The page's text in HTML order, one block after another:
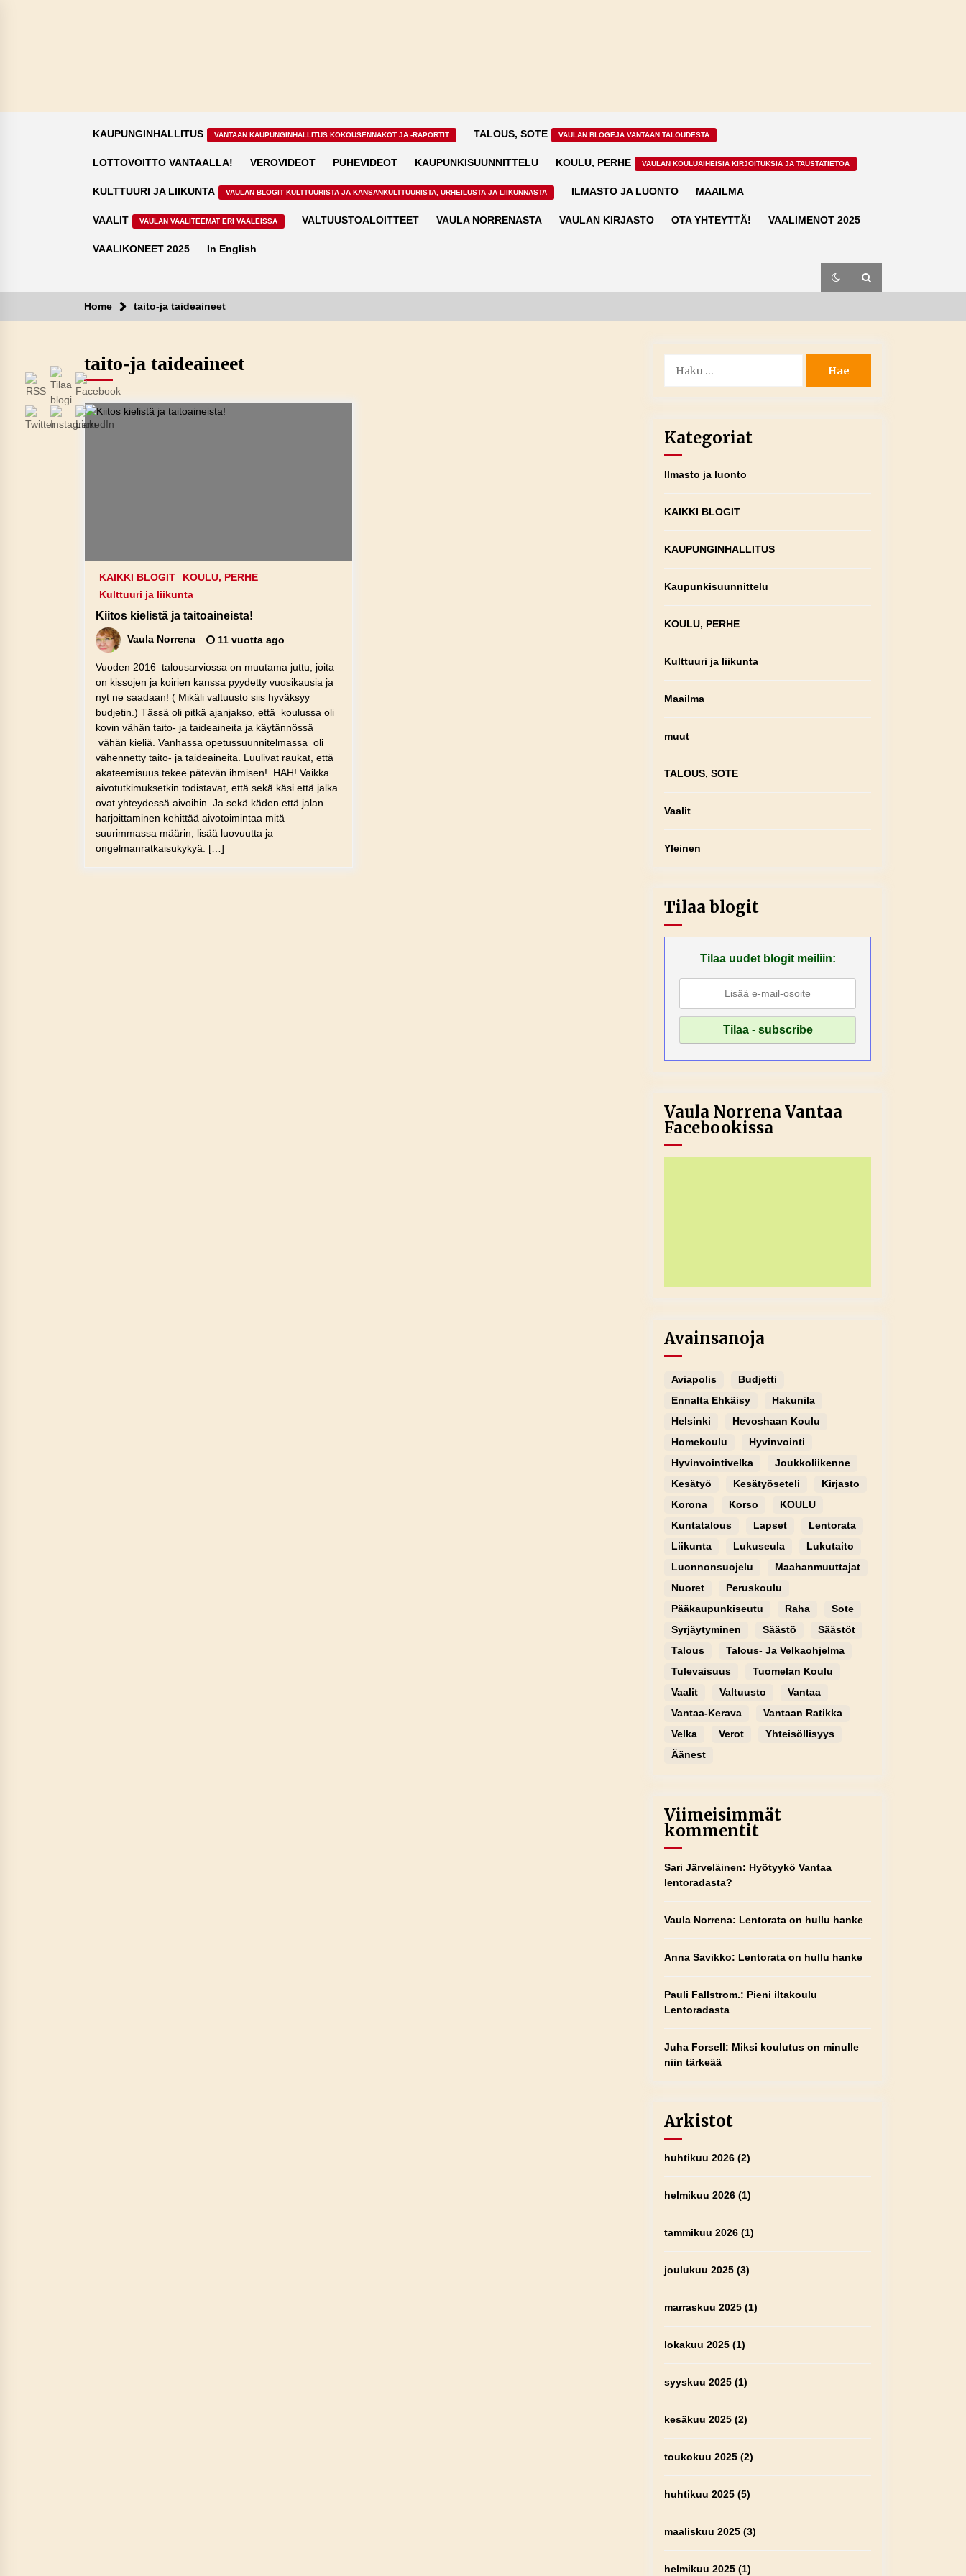
KAUPUNGINHALLITUS VANTAAN KAUPUNGINHALLITUS KOKOUSENNAKOT JA -RAPORTIT TALOUS, SOTE VAULAN BLOGEJA VANTAAN TALOUDESTA
LOTTOVOITTO VANTAALLA! VEROVIDEOT PUHEVIDEOT KAUPUNKISUUNNITTELU KOULU, PERHE VAULAN KOULUAIHEISIA KIRJOITUKSIA JA TAUSTATIETOA
KULTTUURI JA LIIKUNTA VAULAN BLOGIT KULTTUURISTA JA KANSANKULTTUURISTA, URHEILUSTA JA LIIKUNNASTA ILMASTO JA LUONTO MAAILMA
VAALIT VAULAN VAALITEEMAT ERI VAALEISSA VALTUUSTOALOITTEET VAULA NORRENASTA VAULAN KIRJASTO OTA YHTEYTTÄ! VAALIMENOT 2025
VAALIKONEET 2025 In English
Home taito-ja taideaineet
taito-ja taideaineet
KAIKKI BLOGIT
KOULU, PERHE
Kulttuuri ja liikunta
Kiitos kielistä ja taitoaineista!
Vaula Norrena 11 vuotta ago
Vuoden 2016 talousarviossa on muutama juttu, joita
on kissojen ja koirien kanssa pyydetty vuosikausia ja
nyt ne saadaan! ( Mikäli valtuusto siis hyväksyy
budjetin.) Tässä oli pitkä ajanjakso, että koulussa oli
kovin vähän taito- ja taideaineita ja käytännössä
vähän kieliä. Vanhassa opetussuunnitelmassa oli
vähennetty taito- ja taideaineita. Luulivat raukat, että
akateemisuus tekee pätevän ihmisen! HAH! Vaikka
aivotutkimuksetkin todistavat, että sekä käsi että jalka
ovat yhteydessä aivoihin. Ja sekä käden että jalan
harjoittaminen kehittää aivotoimintaa mitä
suurimmassa määrin, lisää luovuutta ja
ongelmanratkaisukykyä. […]
Kategoriat
Ilmasto ja luonto
KAIKKI BLOGIT
KAUPUNGINHALLITUS
Kaupunkisuunnittelu
KOULU, PERHE
Kulttuuri ja liikunta
Maailma
muut
TALOUS, SOTE
Vaalit
Yleinen
Tilaa blogit
Tilaa uudet blogit meiliin:
Vaula Norrena Vantaa
Facebookissa
Avainsanoja
Aviapolis
Budjetti
Ennalta Ehkäisy
Hakunila
Helsinki
Hevoshaan Koulu
Homekoulu
Hyvinvointi
Hyvinvointivelka
Joukkoliikenne
Kesätyö
Kesätyöseteli
Kirjasto
Korona
Korso
KOULU
Kuntatalous
Lapset
Lentorata
Liikunta
Lukuseula
Lukutaito
Luonnonsuojelu
Maahanmuuttajat
Nuoret
Peruskoulu
Pääkaupunkiseutu
Raha
Sote
Syrjäytyminen
Säästö
Säästöt
Talous
Talous- Ja Velkaohjelma
Tulevaisuus
Tuomelan Koulu
Vaalit
Valtuusto
Vantaa
Vantaa-Kerava
Vantaan Ratikka
Velka
Verot
Yhteisöllisyys
Äänest
Viimeisimmät
kommentit
Sari Järveläinen: Hyötyykö Vantaa
lentoradasta?
Vaula Norrena: Lentorata on hullu hanke
Anna Savikko: Lentorata on hullu hanke
Pauli Fallstrom.: Pieni iltakoulu
Lentoradasta
Juha Forsell: Miksi koulutus on minulle
niin tärkeää
Arkistot
huhtikuu 2026 (2)
helmikuu 2026 (1)
tammikuu 2026 (1)
joulukuu 2025 (3)
marraskuu 2025 (1)
lokakuu 2025 (1)
syyskuu 2025 (1)
kesäkuu 2025 (2)
toukokuu 2025 (2)
huhtikuu 2025 (5)
maaliskuu 2025 (3)
helmikuu 2025 (1)